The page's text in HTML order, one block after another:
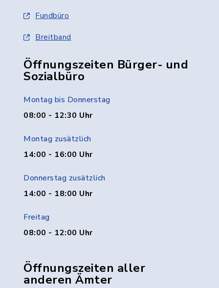
Fundbüro
Breitband
Öffnungszeiten Bürger- und
Sozialbüro
Montag bis Donnerstag
08:00 - 12:30 Uhr
Montag zusätzlich
14:00 - 16:00 Uhr
Donnerstag zusätzlich
14:00 - 18:00 Uhr
Freitag
08:00 - 12:00 Uhr
Öffnungszeiten aller
anderen Ämter